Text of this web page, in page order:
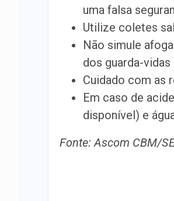
uma falsa
Utilize coletes
Não simule
dos guarda-
Cuidado com as
Em caso de
disponível) e
Fonte: Ascom CBM/